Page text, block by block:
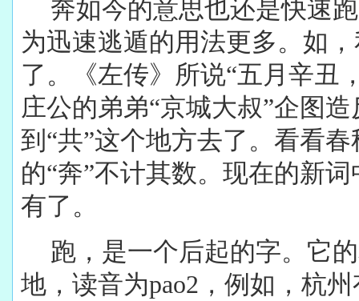
奔如今的意思也还是快速
为迅速逃遁的用法更多。如
了。《左传》所说“五月辛丑
庄公的弟弟“京城大叔”企图
到“共”这个地方去了。看看
的“奔”不计其数。现在的新
有了。
跑，是一个后起的字。它
地，读音为pao2，例如，杭